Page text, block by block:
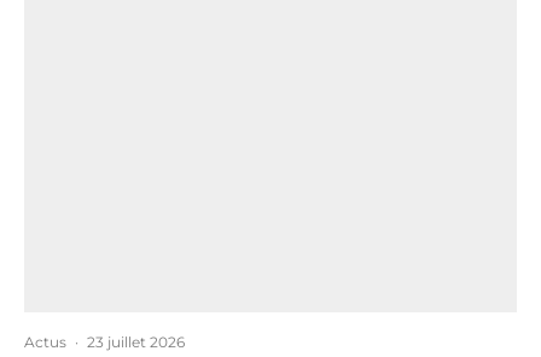
Actus · 23 juillet 2026